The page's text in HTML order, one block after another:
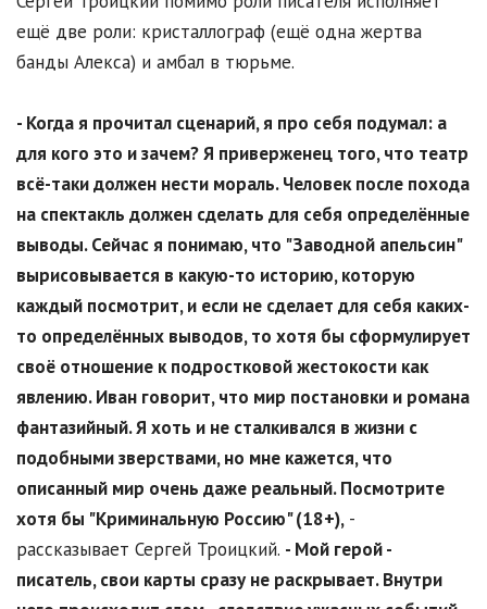
ещё две роли: кристаллограф (ещё одна жертва
банды Алекса) и амбал в тюрьме.
- Когда я прочитал сценарий, я про себя подумал: а
для кого это и зачем? Я приверженец того, что театр
всё-таки должен нести мораль. Человек после похода
на спектакль должен сделать для себя определённые
выводы. Сейчас я понимаю, что "Заводной апельсин"
вырисовывается в какую-то историю, которую
каждый посмотрит, и если не сделает для себя каких-
то определённых выводов, то хотя бы сформулирует
своё отношение к подростковой жестокости как
явлению. Иван говорит, что мир постановки и романа
фантазийный. Я хоть и не сталкивался в жизни с
подобными зверствами, но мне кажется, что
описанный мир очень даже реальный. Посмотрите
хотя бы "Криминальную Россию" (18+), -
рассказывает Сергей Троицкий. - Мой герой -
писатель, свои карты сразу не раскрывает. Внутри